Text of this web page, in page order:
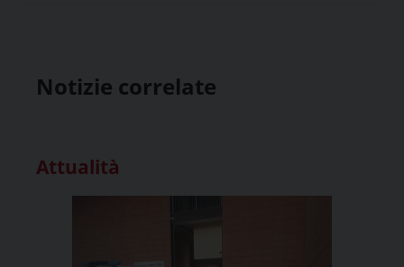
Notizie correlate
Attualità